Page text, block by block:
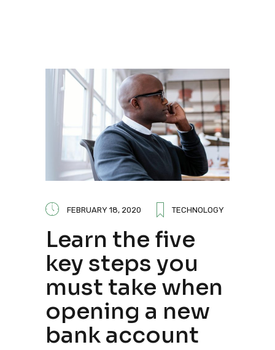
FEBRUARY 18, 2020 TECHNOLOGY
Learn the five
key steps you
must take when
opening a new
bank account